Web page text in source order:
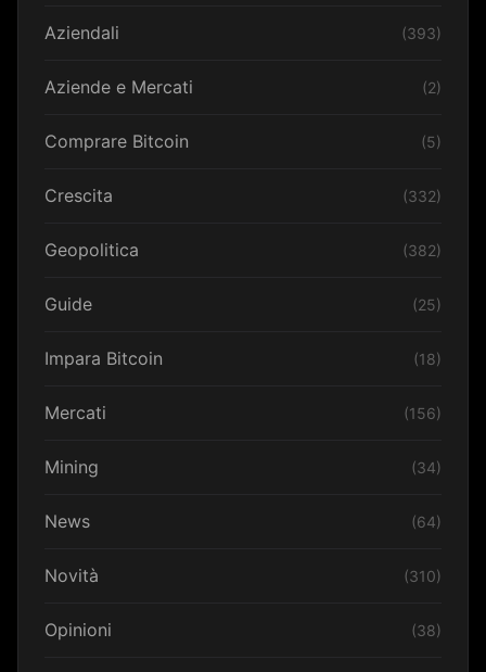
Aziendali (393)
Aziende e Mercati (2)
Comprare Bitcoin (5)
Crescita (332)
Geopolitica (382)
Guide (25)
Impara Bitcoin (18)
Mercati (156)
Mining (34)
News (64)
Novità (310)
Opinioni (38)